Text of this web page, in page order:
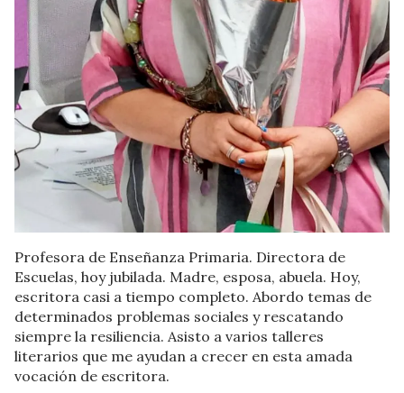
Profesora de Enseñanza Primaria. Directora de
Escuelas, hoy jubilada. Madre, esposa, abuela. Hoy,
escritora casi a tiempo completo. Abordo temas de
determinados problemas sociales y rescatando
siempre la resiliencia. Asisto a varios talleres
literarios que me ayudan a crecer en esta amada
vocación de escritora.